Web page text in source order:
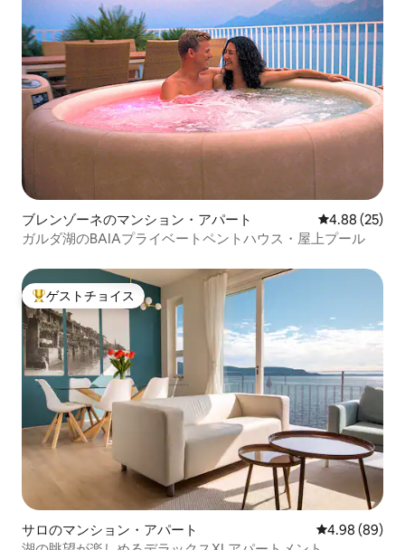
ブレンゾーネのマンション・アパート レビュー25
4.88 (25)
ガルダ湖のBAIAプライベートペントハウス・屋上プール
大好評のゲストチョイスです。
ゲストチョイス
サロのマンション・アパート レビュー89件
4.98 (89)